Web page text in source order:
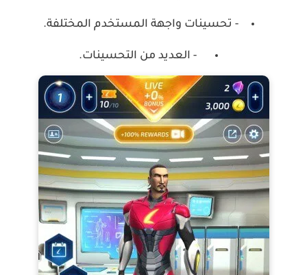
- تحسينات واجهة المستخدم المختلفة.
- العديد من التحسينات.